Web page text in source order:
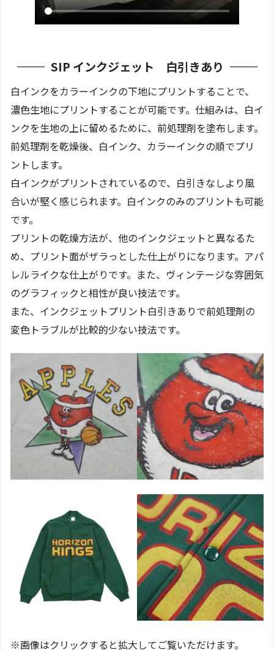
SIP インクジェット 白引きあり
白インクをカラーインクの下地にプリントすることで、
濃色生地にプリントすることが可能です。仕組みは、白イ
ンクを生地の上に留めるために、前処理剤を塗布します。
前処理剤を乾燥後、白インク、カラーインクの順でプリ
ントします。
白インクがプリントされているので、白引きなしより風
合いが堅く感じられます。白インクのみのプリントも可能
です。
プリントの乾燥方法が、他のインクジェットと異なるた
め、プリント面がザラっとした仕上がりになります。アパ
レルライクな仕上がりです。また、ヴィンテージな雰囲気
のグラフィックと相性が良い技法です。
また、インクジェットプリント白引きありで前処理剤の
変色トラブルが比較的少ない技法です。
※画像はクリックすると拡大してご覧いただけます。